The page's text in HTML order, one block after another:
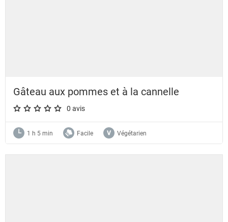
Gâteau aux pommes et à la cannelle
A star rating of 0 out of 5.
0 avis
1 h 5 min Facile Végétarien